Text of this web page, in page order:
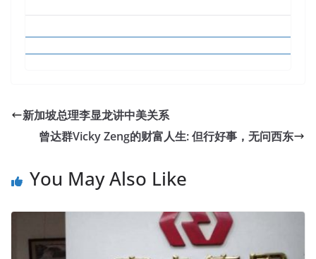
新加坡总理李显龙讲中美关系
曾达群Vicky Zeng的财富人生: 但行好事，无问西东
You May Also Like